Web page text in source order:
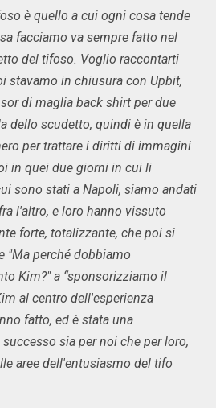
è quello a cui ogni cosa tende
facciamo va sempre fatto nel
del tifoso. Voglio raccontarti
stavamo in chiusura con Upbit,
di maglia back shirt per due
dello scudetto, quindi è in quella
per trattare i diritti di immagini
in quei due giorni in cui li
sono stati a Napoli, siamo andati
l'altro, e loro hanno vissuto
forte, totalizzante, che poi si
"Ma perché dobbiamo
Kim?" a “sponsorizziamo il
al centro dell'esperienza
fatto, ed è stata una
sia per noi che per loro,
aree dell'entusiasmo del tifo